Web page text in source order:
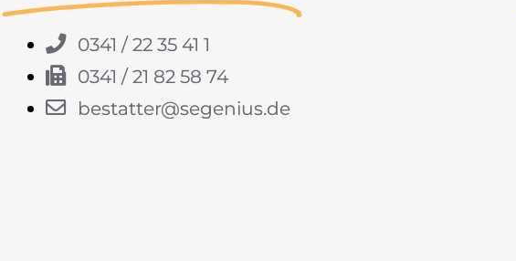
0341 / 22 35 41 1
0341 / 21 82 58 74
bestatter@segenius.de